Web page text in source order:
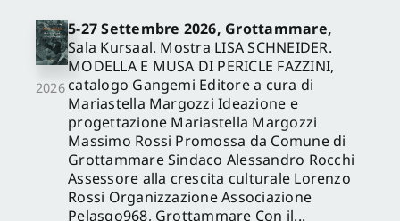
2026
5-27 Settembre 2026, Grottammare,
Sala Kursaal. Mostra LISA SCHNEIDER.
MODELLA E MUSA DI PERICLE FAZZINI,
catalogo Gangemi Editore a cura di
Mariastella Margozzi Ideazione e
progettazione Mariastella Margozzi
Massimo Rossi Promossa da Comune di
Grottammare Sindaco Alessandro Rocchi
Assessore alla crescita culturale Lorenzo
Rossi Organizzazione Associazione
Pelasgo968, Grottammare Con il...